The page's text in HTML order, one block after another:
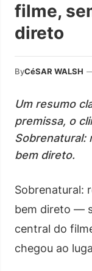
filme,
direto
ByCéSAR WALSH
Um resumo
premissa, o
Sobrenatural:
bem direto.
Sobrenatural:
bem direto —
central do
chegou ao